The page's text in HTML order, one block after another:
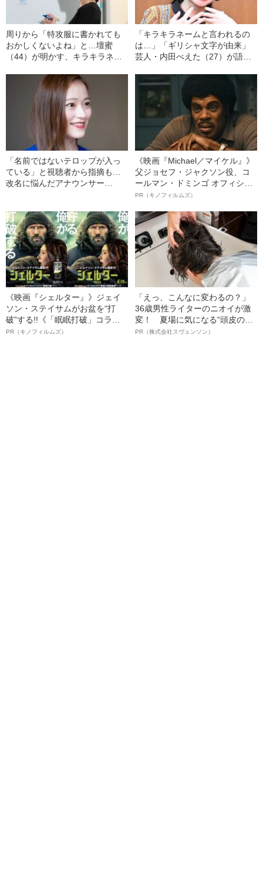
周りから「特攻服に書かれても
おかしくないよね」と…壇蜜
（44）が明かす、キラキラネー
「キラキラネームと言われるの
は…」「ギリシャ文字が由来」
芸人・内田べえた（27）が語
「名前ではないテロップが入っ
ている」と視聴者から指摘も…
改名に悩んだアナウンサー
《映画『Michael／マイケル』》
父ジョセフ・ジャクソン役、コ
ールマン・ドミンゴ オフィシャ
ルインタビュー“観客を魅了した
語る”《日本興収70億円突破》
PR（キノフィルムズ）
《映画『シェルター』》ジェイ
ソン・ステイサムがお盆を“打
破”する!!《「眠眠打破」コラ
ボ》
PR（キノフィルムズ）
「えっ、こんなに変わるの？」
36歳男性ライターのニオイが激
変！ 夏場に気になる“頭皮のニ
オイ”や“ベタつき”を解消す
PR（株式会社スヴェンソン）